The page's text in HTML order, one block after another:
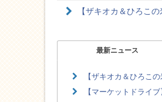
【ザキオカ＆ひろこ
最新ニュース
【ザキオカ＆ひろこ
【マーケットドライ